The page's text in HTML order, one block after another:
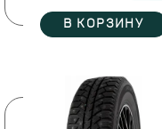
В КОРЗИНУ